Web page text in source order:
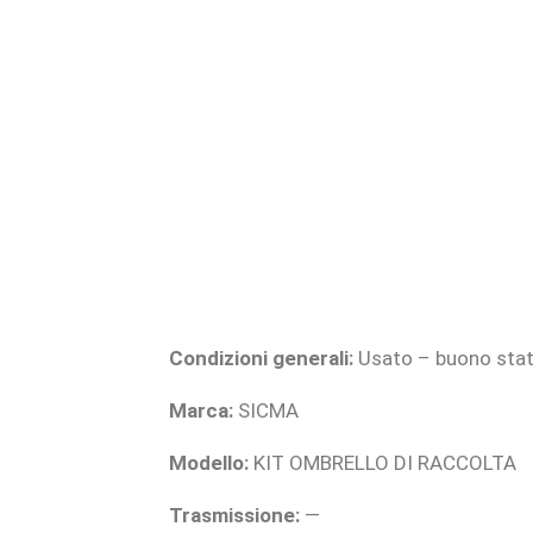
Condizioni generali: Usato – buono
Marca: SICMA
Modello: KIT OMBRELLO DI RACCOLTA
Trasmissione: —